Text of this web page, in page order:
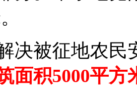
决被征地农
面积5000平方